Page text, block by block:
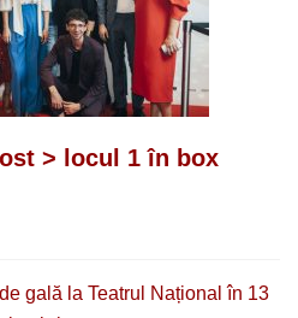
> locul 1 în box